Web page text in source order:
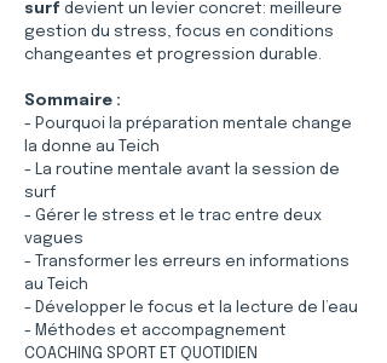
surf devient un levier concret: meilleure
gestion du stress, focus en conditions
changeantes et progression durable.
Sommaire :
- Pourquoi la préparation mentale change
la donne au Teich
- La routine mentale avant la session de
surf
- Gérer le stress et le trac entre deux
vagues
- Transformer les erreurs en informations
au Teich
- Développer le focus et la lecture de l’eau
- Méthodes et accompagnement
COACHING SPORT ET QUOTIDIEN